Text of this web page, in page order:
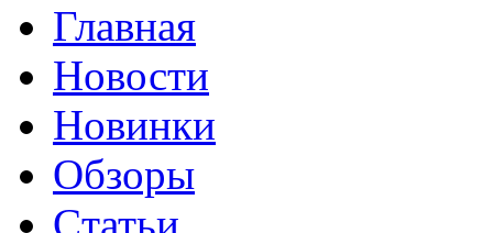
Главная
Новости
Новинки
Обзоры
Cтатьи